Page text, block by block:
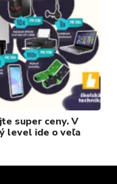
super ceny. V
level ide o veľa